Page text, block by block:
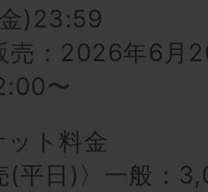
)23:59
売：2026年6月
〜
ト料金
(平日)〉一般：